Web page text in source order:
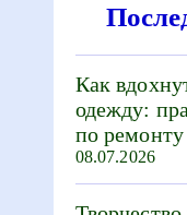
Как
одежду:
по ремонту
08.07.2026